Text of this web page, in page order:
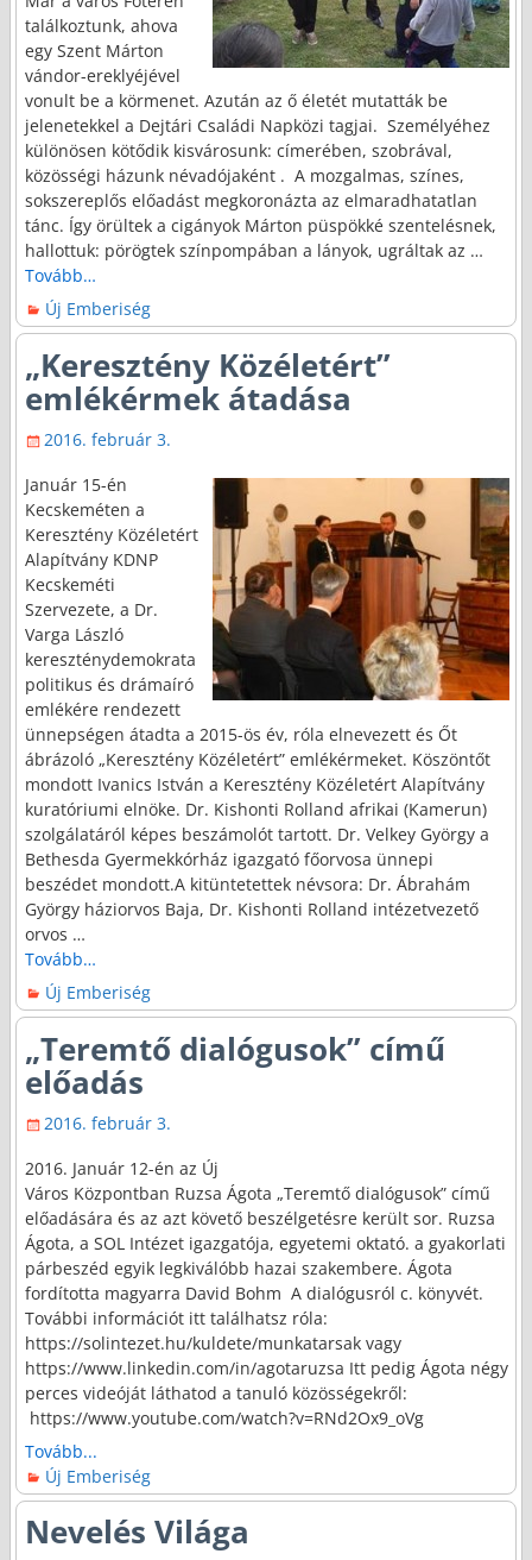
találkoztunk, ahova
egy Szent Márton
vándor-ereklyéjével
vonult be a körmenet. Azután az ő életét mutatták be
jelenetekkel a Dejtári Családi Napközi tagjai. Személyéhez
különösen kötődik kisvárosunk: címerében, szobrával,
közösségi házunk névadójaként . A mozgalmas, színes,
sokszereplős előadást megkoronázta az elmaradhatatlan
tánc. Így örültek a cigányok Márton püspökké szentelésnek,
hallottuk: pörögtek színpompában a lányok, ugráltak az …
Tovább…
Új Emberiség
„Keresztény Közéletért”
emlékérmek átadása
2016. február 3.
Január 15-én
Kecskeméten a
Keresztény Közéletért
Alapítvány KDNP
Kecskeméti
Szervezete, a Dr.
Varga László
kereszténydemokrata
politikus és drámaíró
emlékére rendezett
ünnepségen átadta a 2015-ös év, róla elnevezett és Őt
ábrázoló „Keresztény Közéletért” emlékérmeket. Köszöntőt
mondott Ivanics István a Keresztény Közéletért Alapítvány
kuratóriumi elnöke. Dr. Kishonti Rolland afrikai (Kamerun)
szolgálatáról képes beszámolót tartott. Dr. Velkey György a
Bethesda Gyermekkórház igazgató főorvosa ünnepi
beszédet mondott.A kitüntetettek névsora: Dr. Ábrahám
György háziorvos Baja, Dr. Kishonti Rolland intézetvezető
orvos …
Tovább…
Új Emberiség
„Teremtő dialógusok” című
előadás
2016. február 3.
2016. Január 12-én az Új
Város Központban Ruzsa Ágota „Teremtő dialógusok” című
előadására és az azt követő beszélgetésre került sor. Ruzsa
Ágota, a SOL Intézet igazgatója, egyetemi oktató. a gyakorlati
párbeszéd egyik legkiválóbb hazai szakembere. Ágota
fordította magyarra David Bohm A dialógusról c. könyvét.
További információt itt találhatsz róla:
https://solintezet.hu/kuldete/munkatarsak vagy
https://www.linkedin.com/in/agotaruzsa Itt pedig Ágota négy
perces videóját láthatod a tanuló közösségekről:
https://www.youtube.com/watch?v=RNd2Ox9_oVg
Tovább...
Új Emberiség
Nevelés Világa